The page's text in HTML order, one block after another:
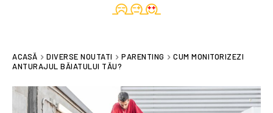
ACASĂ DIVERSE NOUTATI PARENTING
CUM MONITORIZEZI
ANTURAJUL BĂIATULUI TĂU?